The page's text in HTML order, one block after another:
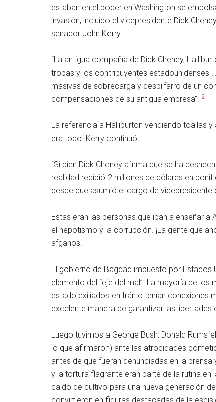
estaban en el poder en Washington se
invasión, incluido el vicepresidente Dick
senador John Kerry:
“La antigua compañía de Dick Cheney,
tropas y los contribuyentes estadounidenses
masivas de sobrecarga y despilfarro de un
compensaciones de su antigua empresa”. 2
La referencia a Halliburton vendiendo toallas
era todo. Kerry continuó:
“Si bien Dick Cheney afirma que se ha
realidad recibió 2 millones de dólares en
desde que asumió el cargo de vicepresidente
Estas eran las personas que iban a enseñar
el nepotismo y la corrupción. ¡La gente que
afganos!
El gobierno de Bagdad impuesto por
elemento del “eje del mal”. La mayoría de
estado exiliados en Irán o tenían conexiones
excelente manera de garantizar las
Luego tuvimos a George Bush, Donald
lo que afirmaron) ante las atrocidades
antes de que fueran denunciadas en la
y la tortura flagrante eran parte de la rutina en
caldo de cultivo para una nueva generación